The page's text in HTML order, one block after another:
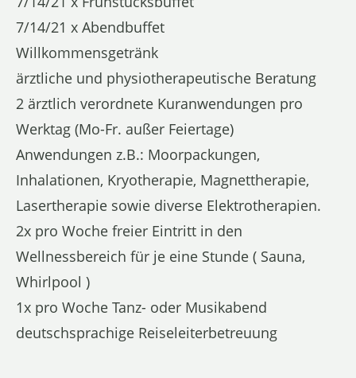
7/14/21 x Abendbuffet
Willkommensgetränk
ärztliche und physiotherapeutische Beratung
2 ärztlich verordnete Kuranwendungen pro
Werktag (Mo-Fr. außer Feiertage)
Anwendungen z.B.: Moorpackungen,
Inhalationen, Kryotherapie, Magnettherapie,
Lasertherapie sowie diverse Elektrotherapien.
2x pro Woche freier Eintritt in den
Wellnessbereich für je eine Stunde ( Sauna,
Whirlpool )
1x pro Woche Tanz- oder Musikabend
deutschsprachige Reiseleiterbetreuung